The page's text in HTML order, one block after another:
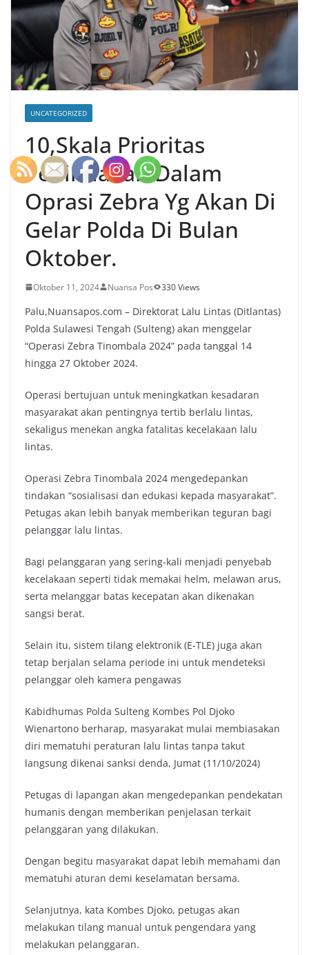
UNCATEGORIZED
10,Skala Prioritas
Penindakan Dalam
Oprasi Zebra Yg Akan Di
Gelar Polda Di Bulan
Oktober.
Oktober 11, 2024 Nuansa Pos 330 Views
Palu,Nuansapos.com – Direktorat Lalu Lintas (Ditlantas)
Polda Sulawesi Tengah (Sulteng) akan menggelar
“Operasi Zebra Tinombala 2024” pada tanggal 14
hingga 27 Oktober 2024.
Operasi bertujuan untuk meningkatkan kesadaran
masyarakat akan pentingnya tertib berlalu lintas,
sekaligus menekan angka fatalitas kecelakaan lalu
lintas.
Operasi Zebra Tinombala 2024 mengedepankan
tindakan “sosialisasi dan edukasi kepada masyarakat”.
Petugas akan lebih banyak memberikan teguran bagi
pelanggar lalu lintas.
Bagi pelanggaran yang sering-kali menjadi penyebab
kecelakaan seperti tidak memakai helm, melawan arus,
serta melanggar batas kecepatan akan dikenakan
sangsi berat.
Selain itu, sistem tilang elektronik (E-TLE) juga akan
tetap berjalan selama periode ini untuk mendeteksi
pelanggar oleh kamera pengawas
Kabidhumas Polda Sulteng Kombes Pol Djoko
Wienartono berharap, masyarakat mulai membiasakan
diri mematuhi peraturan lalu lintas tanpa takut
langsung dikenai sanksi denda, Jumat (11/10/2024)
Petugas di lapangan akan mengedepankan pendekatan
humanis dengan memberikan penjelasan terkait
pelanggaran yang dilakukan.
Dengan begitu masyarakat dapat lebih memahami dan
mematuhi aturan demi keselamatan bersama.
Selanjutnya, kata Kombes Djoko, petugas akan
melakukan tilang manual untuk pengendara yang
melakukan pelanggaran.